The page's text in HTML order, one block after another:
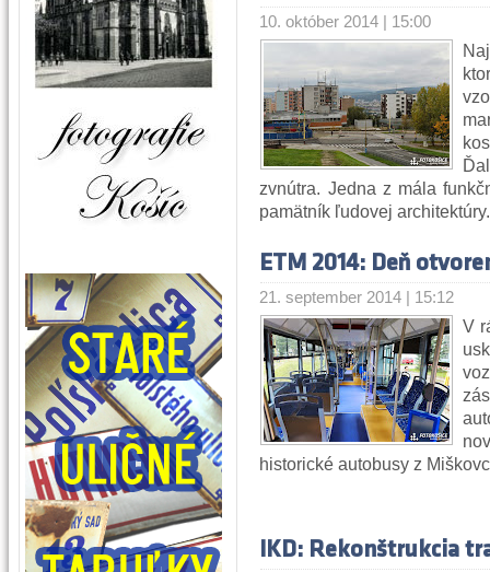
10. október 2014 | 15:00
zvnútra. Jedna z mála
pamätník ľudovej
ETM 2014: Deň
21. september 2014 | 15:12
V
historické autobusy z
IKD: Rekonštrukcia